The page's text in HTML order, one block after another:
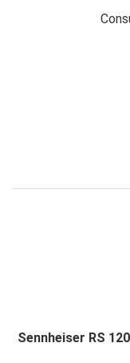
Sennheiser RS